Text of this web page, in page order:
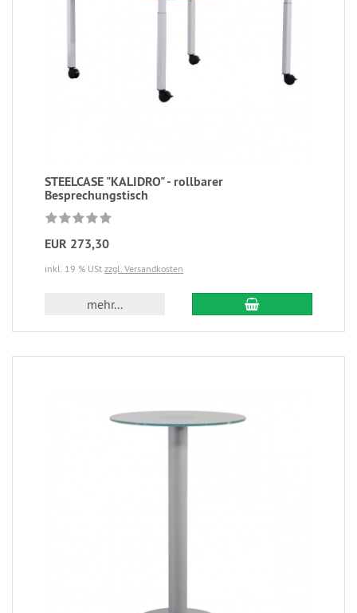
STEELCASE "KALIDRO" - rollbarer
Besprechungstisch
EUR 273,30
inkl. 19 % USt zzgl. Versandkosten
mehr...